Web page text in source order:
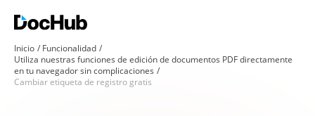
Inicio
Funcionalidad
Utiliza nuestras funciones de edición de documentos PDF directamente
en tu navegador sin complicaciones
Cambiar etiqueta de registro gratis